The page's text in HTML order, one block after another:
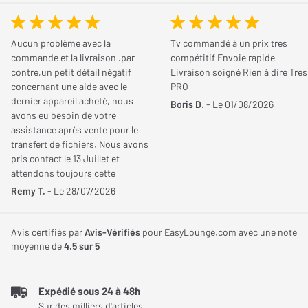
utilisateurs modernes. Grâce à leur conception ouverte à clip, ils
permettent d'écouter de la musique, de suivre un podcast, de
participer à des appels téléphoniques ou à des visioconférences
tout en conservant une perception naturelle de l'environnement.
Cette approche séduit aussi bien les sportifs que les
professionnels en télétravail, les voyageurs fréquents ou les
utilisateurs souhaitant profiter de leurs contenus audio sans
s'isoler totalement du monde extérieur. Pensés pour offrir un
confort durable, ces écouteurs se distinguent par leur poids
plume de seulement 6,4 grammes par oreillette et par
maintien et résistance. Les nombreuses innovations
embarquées, comme les technologies Bassphere 2.0 et
avancés dédiés aux appels ainsi que l'autonomie étendue jusqu'à
40 heures, contribuent à faire des Shokz OpenDots 2 une solution
Autonomie Jusqu'à 40 Heures
Étanchéité (norme IP) IP57
Poids 6,40 g
Acoustique
Réponse en fréquence
Min.
Réponse en fréquence
Max.
20 kHz
Fonctionnalités
Vous possédez cet article ? Vous l'avez déjà essayé ? Donnez
votre avis et aidez les autres internautes à bien choisir.
JE DONNE MON AVIS
Aucun problème avec la
commande et la livraison .par
contre,un petit détail négatif
concernant une aide avec le
dernier appareil acheté, nous
avons eu besoin de votre
assistance après vente pour le
transfert de fichiers. Nous avons
pris contact le 13 Juillet et
attendons toujours cette
aide!!!!. Cordialement
Remy T. - Le 28/07/2026
Tv commandé à un prix tres
compétitif Envoie rapide
Livraison soigné Rien à dire Très
PRO
Boris D. - Le 01/08/2026
Avis certifiés parAvis-Vérifiés pour EasyLounge.com avec une note
moyenne de4.5sur 5
Expédié sous 24 à 48h
Sur des milliers d'articles